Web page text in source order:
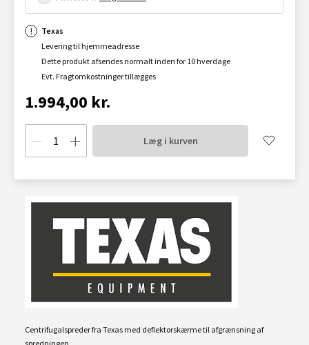
Texas
Levering til hjemmeadresse
Dette produkt afsendes normalt inden for 10 hverdage
Evt. Fragtomkostninger tillægges
1.994,00 kr.
Læg i kurven
Centrifugalspreder fra Texas med deflektorskærme til afgrænsning af